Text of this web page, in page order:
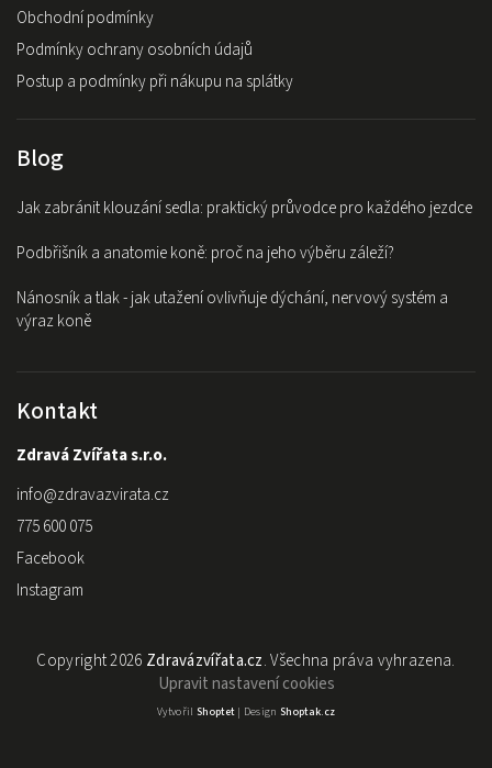
Obchodní podmínky
Podmínky ochrany osobních údajů
Postup a podmínky při nákupu na splátky
Blog
Jak zabránit klouzání sedla: praktický průvodce pro každého jezdce
Podbřišník a anatomie koně: proč na jeho výběru záleží?
Nánosník a tlak - jak utažení ovlivňuje dýchání, nervový systém a
výraz koně
Kontakt
Zdravá Zvířata s.r.o.
info@zdravazvirata.cz
775 600 075
Facebook
Instagram
Copyright 2026 Zdravázvířata.cz. Všechna práva vyhrazena.
Upravit nastavení cookies
Vytvořil Shoptet| Design Shoptak.cz